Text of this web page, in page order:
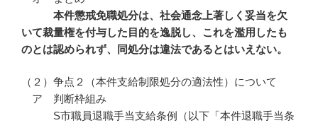
本件懲戒免職処分は、社会通念上著しく妥当を欠
いて裁量権を付与した目的を逸脱し、これを濫用したも
のとは認められず、同処分は違法であるとはいえない。
（２）争点２（本件支給制限処分の適法性）について
ア 判断枠組み
S市職員退職手当支給条例（以下「本件退職手当条